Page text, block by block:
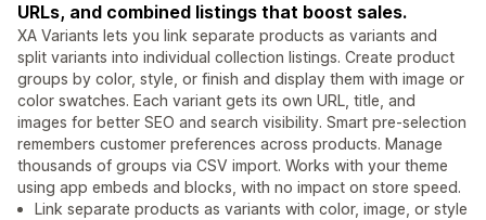
URLs, and combined listings that boost sales.
XA Variants lets you link separate products as variants and
split variants into individual collection listings. Create product
groups by color, style, or finish and display them with image or
color swatches. Each variant gets its own URL, title, and
images for better SEO and search visibility. Smart pre-selection
remembers customer preferences across products. Manage
thousands of groups via CSV import. Works with your theme
using app embeds and blocks, with no impact on store speed.
Link separate products as variants with color, image, or style